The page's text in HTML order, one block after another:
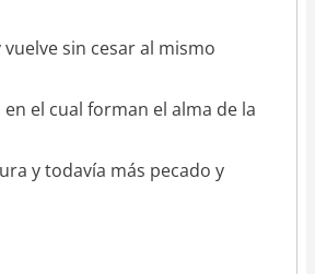
sin cesar al mismo
en el cual forman el alma de la
y todavía más pecado y